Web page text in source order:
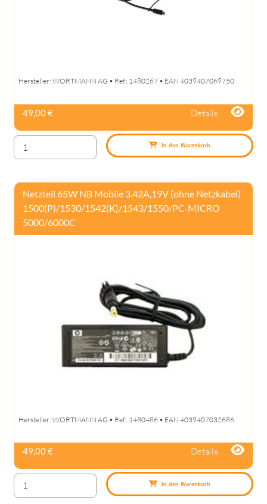
Hersteller: WORTMANN AG • Ref.: 1480267 • EAN 4039407069750
49,00 € Details
In den Warenkorb
Netzteil 65W NB Mobile 3.42A,19V (ohne Netzkabel)
1500(P)/1530/1542(K)/1543/1550/PC-MICRO
5000/6000C
Hersteller: WORTMANN AG • Ref.: 1480486 • EAN 4039407032686
49,00 € Details
In den Warenkorb